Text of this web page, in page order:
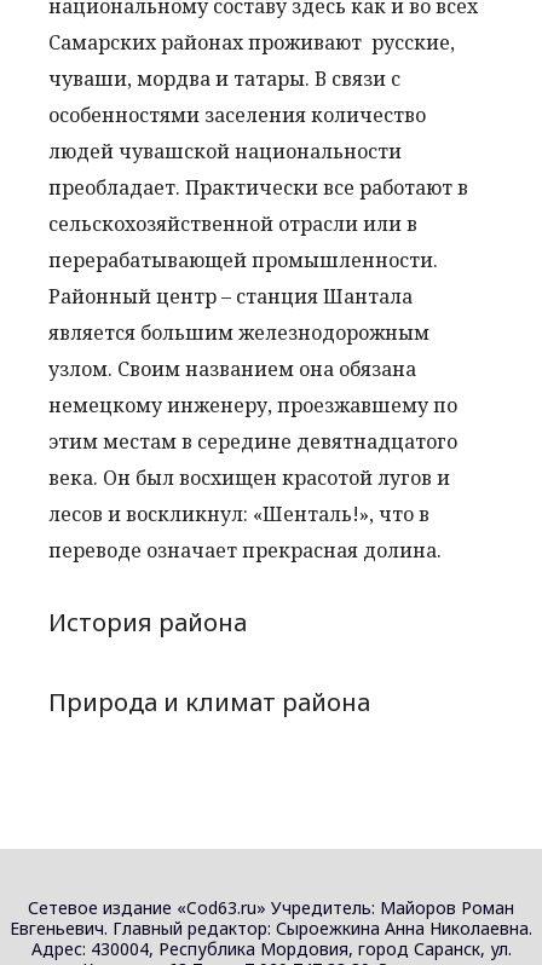
национальному составу здесь как и во всех
Самарских районах проживают русские,
чуваши, мордва и татары. В связи с
особенностями заселения количество
людей чувашской национальности
преобладает. Практически все работают в
сельскохозяйственной отрасли или в
перерабатывающей промышленности.
Районный центр – станция Шантала
является большим железнодорожным
узлом. Своим названием она обязана
немецкому инженеру, проезжавшему по
этим местам в середине девятнадцатого
века. Он был восхищен красотой лугов и
лесов и воскликнул: «Шенталь!», что в
переводе означает прекрасная долина.
История района
Природа и климат района
Сетевое издание «Cod63.ru» Учредитель: Майоров Роман
Евгеньевич. Главный редактор: Сыроежкина Анна Николаевна.
Адрес: 430004, Республика Мордовия, город Саранск, ул.